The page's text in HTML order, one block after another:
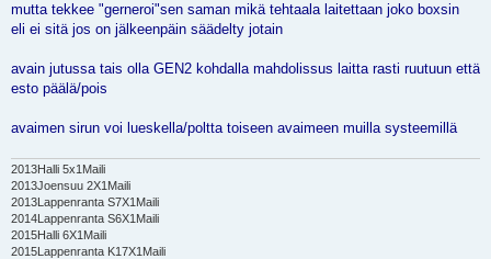
mutta tekkee "gerneroi"sen saman mikä tehtaala laitettaan joko boxsin
eli ei sitä jos on jälkeenpäin säädelty jotain
avain jutussa tais olla GEN2 kohdalla mahdolissus laitta rasti ruutuun että
esto päälä/pois
avaimen sirun voi lueskella/poltta toiseen avaimeen muilla systeemillä
2013Halli 5x1Maili
2013Joensuu 2X1Maili
2013Lappenranta S7X1Maili
2014Lappenranta S6X1Maili
2015Halli 6X1Maili
2015Lappenranta K17X1Maili